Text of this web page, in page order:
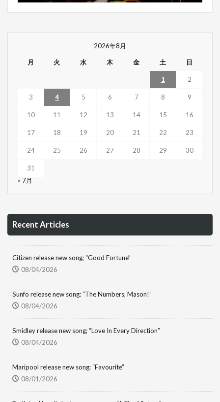
2026年8月
月 火 水 木 金 土 日
1 2
3 4 5 6 7 8 9
10 11 12 13 14 15 16
17 18 19 20 21 22 23
24 25 26 27 28 29 30
31
« 7月
Recent Articles
Citizen release new song; “Good Fortune”
08/04/2026
Sunfo release new song; “The Numbers, Mason!”
08/04/2026
Smidley release new song; “Love In Every Direction”
08/04/2026
Maripool release new song; “Favourite”
08/01/2026